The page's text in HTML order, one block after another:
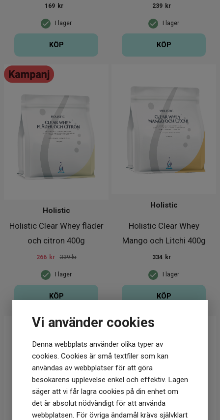
Vi använder cookies
Denna webbplats använder olika typer av
cookies. Cookies är små textfiler som kan
användas av webbplatser för att göra
besökarens upplevelse enkel och effektiv. Lagen
säger att vi får lagra cookies på din enhet om
det är absolut nödvändigt för att använda
webbplatsen. För övriga ändamål krävs självklart
I lager
169 kr
KÖP
I lager
239 kr
KÖP
Holistic Clear Whey fläder
och citron 400g
Holistic
I lager
266 kr 339 kr
KÖP
Holistic Clear Whey
Mango och Litchi 400g
Holistic
I lager
334 kr
KÖP